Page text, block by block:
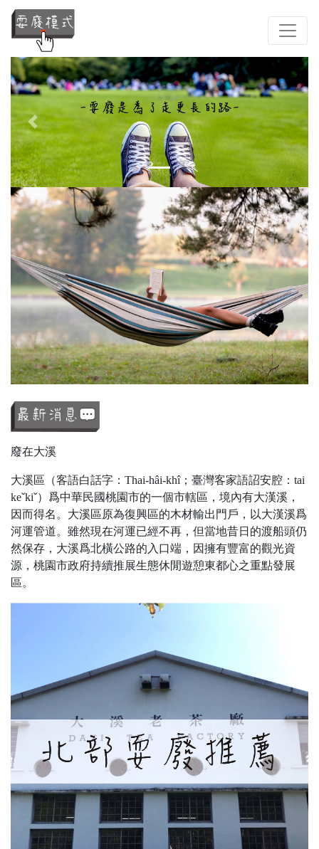
廢在大溪
大溪區（客語白話字：Thai-hâi-khî；臺灣客家語詔安腔：tai
keˇkiˇ）爲中華民國桃園市的一個市轄區，境內有大漢溪，
因而得名。大溪區原為復興區的木材輸出門戶，以大漢溪爲
河運管道。雖然現在河運已經不再，但當地昔日的渡船頭仍
然保存，大溪爲北橫公路的入口端，因擁有豐富的觀光資
源，桃園市政府持續推展生態休閒遊憩東都心之重點發展
區。